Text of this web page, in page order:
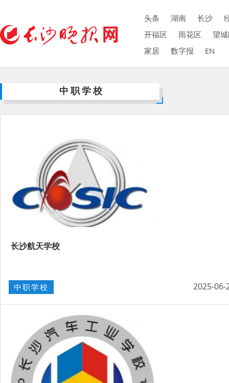
头条 湖南 长沙
开福区
雨花区
望
家居
数字报 EN
中职学校
长沙航天学校
中职学校 2025-06-